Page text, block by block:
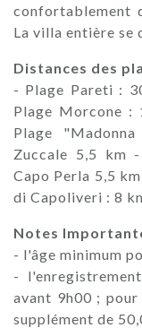
confortablement
La villa entière se
Distances des
- Plage Pareti :
Plage Morcone :
Plage
Zuccale 5,5 km
Capo Perla 5,5
di Capoliveri : 8
Notes
- l'âge minimum
-
avant 9h00 ; pour
supplément de